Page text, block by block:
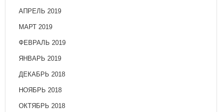
АПРЕЛЬ 2019
МАРТ 2019
ФЕВРАЛЬ 2019
ЯНВАРЬ 2019
ДЕКАБРЬ 2018
НОЯБРЬ 2018
ОКТЯБРЬ 2018